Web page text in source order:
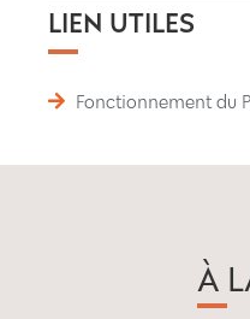
LIEN UTILES
Fonctionnement du
À